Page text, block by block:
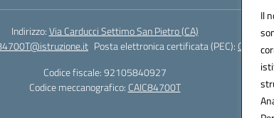
Il
Indirizzo:Via Carducci Settimo San Pietro (CA)
Posta elettronica certificata (PEC):
Codice fiscale: 92105840927
Codice meccanografico: CAIC84700T